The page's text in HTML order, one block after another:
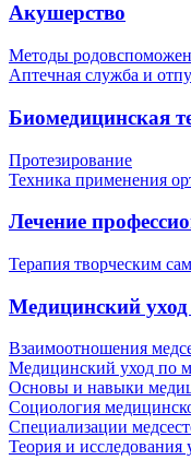
Акушерство
Методы
Аптечная служба и
Биомедицинская
Протезирование
Техника применения
Лечение
Терапия творческим
Медицинский
Взаимоотношения
Медицинский уход по
Основы и навыки
Социология
Специализации
Теория и исследования